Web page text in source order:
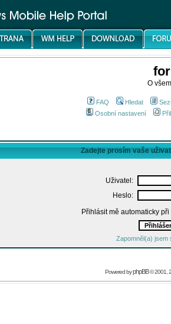
O
FAQ Hledat
Osobní nastavení
Zadejte prosím vaše
Uživatel:
Heslo:
Přihlásit mě automaticky
Zapomněl(a) jsem
Powered byphpBB© 2001,